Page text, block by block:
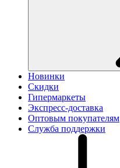
Новинки
Скидки
Гипермаркеты
Экспресс-доставка
Оптовым покупателям
Служба поддержки